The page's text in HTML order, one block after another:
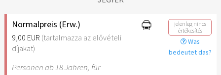
Normalpreis (Erw.)
9,00 EUR (tartalmazza az elővételi
díjakat)
jelenleg nincs
értékesítés
Was
bedeutet das?
Personen ab 18 Jahren, für